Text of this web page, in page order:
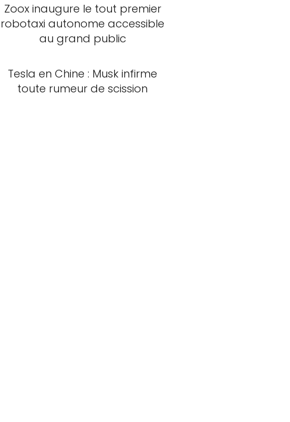
Zoox inaugure le tout premier
robotaxi autonome accessible
au grand public
Tesla en Chine : Musk infirme
toute rumeur de scission